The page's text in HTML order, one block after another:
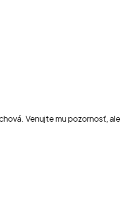
Venujte mu pozornosť, ale